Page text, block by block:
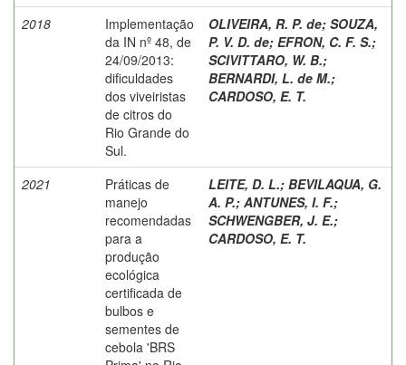
2018
Implementação
da IN nº 48, de
24/09/2013:
dificuldades
dos viveiristas
de citros do
Rio Grande do
Sul.
OLIVEIRA, R. P. de; SOUZA,
P. V. D. de; EFRON, C. F. S.;
SCIVITTARO, W. B.;
BERNARDI, L. de M.;
CARDOSO, E. T.
2021
Práticas de
manejo
recomendadas
para a
produção
ecológica
certificada de
bulbos e
sementes de
cebola 'BRS
LEITE, D. L.; BEVILAQUA, G.
A. P.; ANTUNES, I. F.;
SCHWENGBER, J. E.;
CARDOSO, E. T.